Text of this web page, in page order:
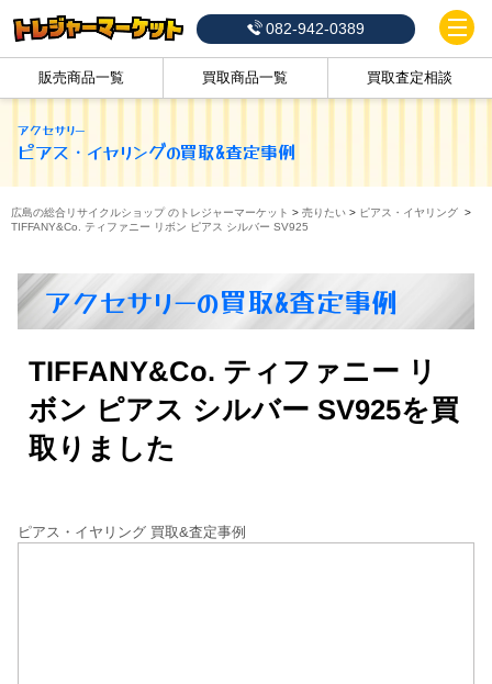
082-942-0389
販売商品一覧 買取商品一覧 買取査定相談
アクセサリー
ピアス・イヤリングの買取&査定事例
広島の総合リサイクルショップ のトレジャーマーケット > 売りたい > ピアス・イヤリング >
TIFFANY&Co. ティファニー リボン ピアス シルバー SV925
アクセサリーの買取&査定事例
TIFFANY&Co. ティファニー リ
ボン ピアス シルバー SV925を買
取りました
ピアス・イヤリング 買取&査定事例